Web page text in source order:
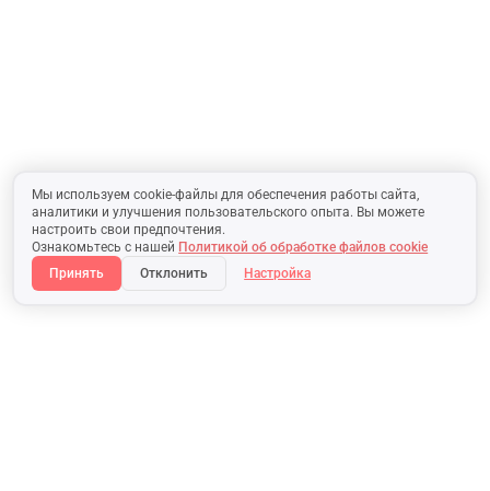
Мы используем cookie-файлы для обеспечения работы сайта,
аналитики и улучшения пользовательского опыта. Вы можете
настроить свои предпочтения.
Ознакомьтесь с нашей Политикой об обработке файлов cookie
Принять
Отклонить Настройка